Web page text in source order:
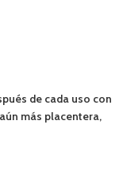
de cada uso con
más placentera,